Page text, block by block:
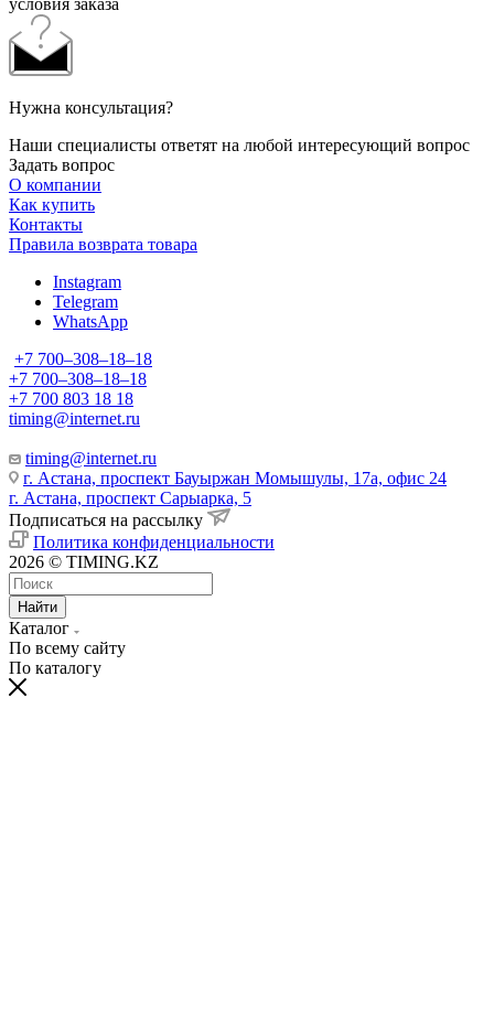
Нужна консультация?
Наши специалисты ответят на любой интересующий вопрос
Задать вопрос
О компании
Как купить
Контакты
Правила возврата товара
Instagram
Telegram
WhatsApp
+7 700‒308‒18‒18
+7 700‒308‒18‒18
+7 700 803 18 18
timing@internet.ru
timing@internet.ru
г. Астана, проспект Бауыржан Момышулы, 17а, офис 24
г. Астана, проспект Сарыарка, 5
Подписаться на рассылку
Политика конфиденциальности
2026 © TIMING.KZ
Найти
Каталог
По всему сайту
По каталогу